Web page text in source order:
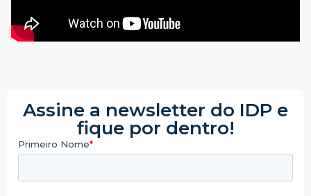
Assine a newsletter do IDP e
fique por dentro!